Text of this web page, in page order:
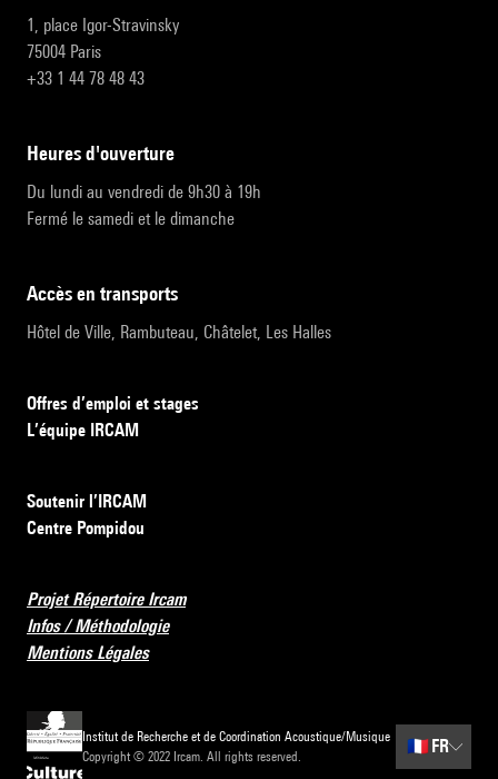
1, place Igor-Stravinsky
75004 Paris
+33 1 44 78 48 43
heures d'ouverture
Du lundi au vendredi de 9h30 à 19h
Fermé le samedi et le dimanche
accès en transports
Hôtel de Ville, Rambuteau, Châtelet, Les Halles
Offres d’emploi et stages
L’équipe IRCAM
Soutenir l’IRCAM
Centre Pompidou
Projet Répertoire Ircam
Infos / Méthodologie
Mentions Légales
Institut de Recherche et de Coordination Acoustique/Musique
Copyright © 2022 Ircam. All rights reserved.
🇫🇷 FR